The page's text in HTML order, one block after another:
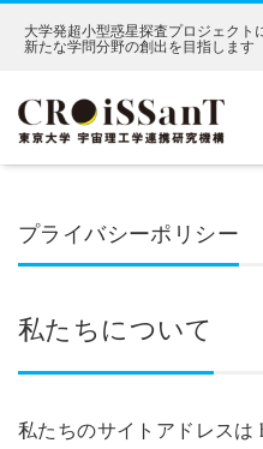
大学発超小型惑星探査プロジェクト
新たな学問分野の創出を目指します
プライバシーポリシー
私たちについて
私たちのサイトアドレスは